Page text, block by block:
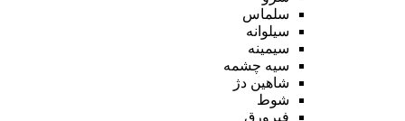
سلماس
سیلوانه
سیمینه
سیه چشمه
شاهین دژ
شوط
فیرورق